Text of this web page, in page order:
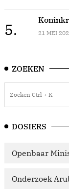
5. 21 MEI
ZOEKEN
DOSIERS
Openbaar
Onderzoek